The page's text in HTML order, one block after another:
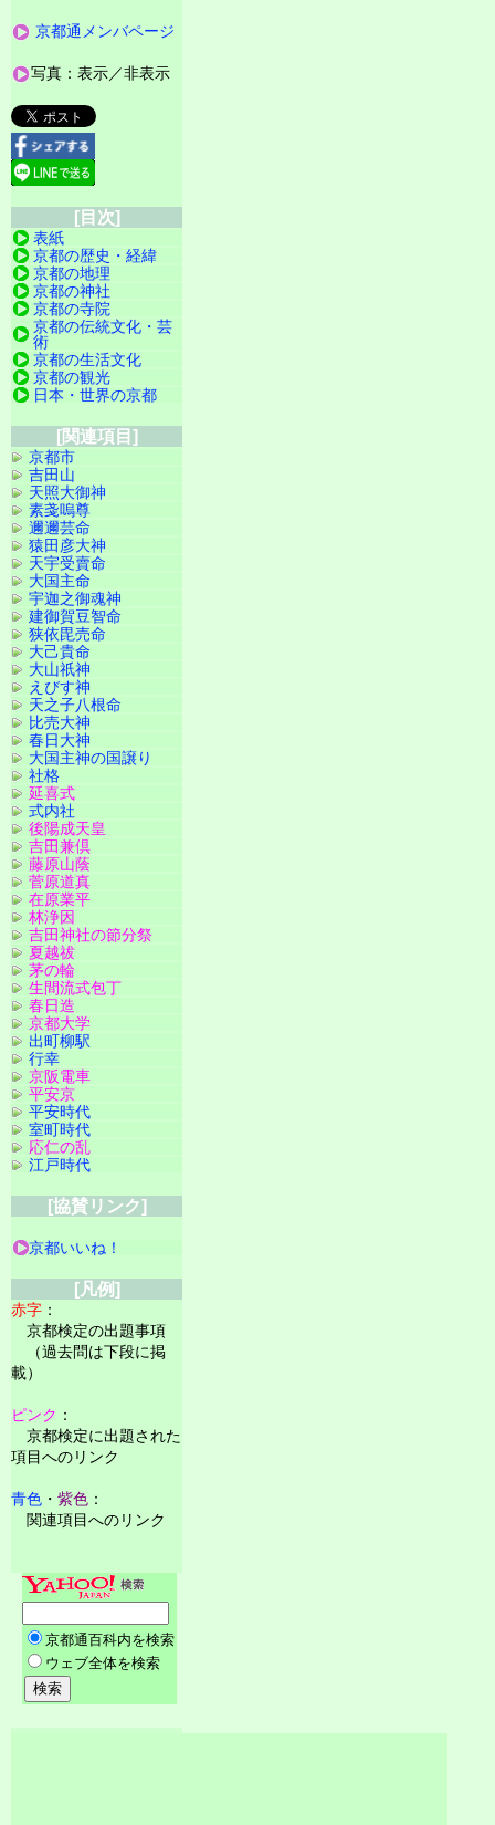
京都通メンバページ
写真：表示／非表示
[目次]
表紙
京都の歴史・経緯
京都の地理
京都の神社
京都の寺院
京都の伝統文化・芸
術
京都の生活文化
京都の観光
日本・世界の京都
[関連項目]
京都市
吉田山
天照大御神
素戔嗚尊
邇邇芸命
猿田彦大神
天宇受賣命
大国主命
宇迦之御魂神
建御賀豆智命
狭依毘売命
大己貴命
大山祇神
えびす神
天之子八根命
比売大神
春日大神
大国主神の国譲り
社格
延喜式
式内社
後陽成天皇
吉田兼倶
藤原山蔭
菅原道真
在原業平
林浄因
吉田神社の節分祭
夏越祓
茅の輪
生間流式包丁
春日造
京都大学
出町柳駅
行幸
京阪電車
平安京
平安時代
室町時代
応仁の乱
江戸時代
[協賛リンク]
京都いいね！
[凡例]
赤字 ：
京都検定の出題事項
（過去問は下段に掲
載）
ピンク ：
京都検定に出題された
項目へのリンク
青色 ・ 紫色 ：
関連項目へのリンク